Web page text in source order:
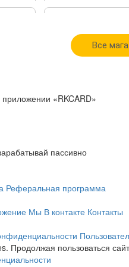
7%
cashback
2.3%
Все
«RKCARD»
пассивно
Реферальная программа
Мы В контакте Контакты
Продолжая пользоваться